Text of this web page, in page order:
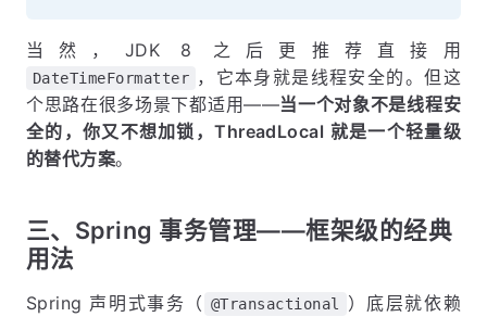
当然，JDK 8 之后更推荐直接用
DateTimeFormatter ，它本身就是线程安全的。但这
个思路在很多场景下都适用——当一个对象不是线程安
全的，你又不想加锁，ThreadLocal 就是一个轻量级
的替代方案。
三、Spring 事务管理——框架级的经典
用法
Spring 声明式事务（ @Transactional
）底层就依赖